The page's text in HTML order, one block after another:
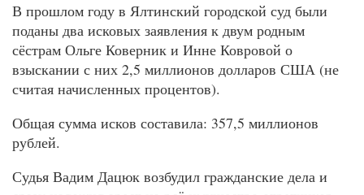
В прошлом году в Ялтинский городской суд были
поданы два исковых заявления к двум родным
сёстрам Ольге Коверник и Инне Ковровой о
взыскании с них 2,5 миллионов долларов США (не
считая начисленных процентов).
Общая сумма исков составила: 357,5 миллионов
рублей.
Судья Вадим Дацюк возбудил гражданские дела и